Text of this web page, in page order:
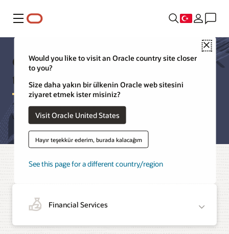
Menü
Close
Would you like to visit an Oracle country site closer
to you?
Size daha yakın bir ülkenin Oracle web sitesini
ziyaret etmek ister misiniz?
Visit Oracle United States
Hayır teşekkür ederim, burada kalacağım
See this page for a different country/region
Oracle Sektör Uygulamaları ürün
turları
Temel özellikleri ve faydaları gösteren bu ürün turlarında
ürünlerimizi günlük olarak nasıl kullanacağınızı keşfedin.
Financial Services